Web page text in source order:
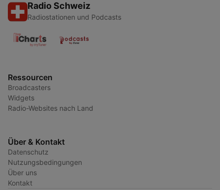
Radio Schweiz
Radiostationen und Podcasts
Ressourcen
Broadcasters
Widgets
Radio-Websites nach Land
Über & Kontakt
Datenschutz
Nutzungsbedingungen
Über uns
Kontakt